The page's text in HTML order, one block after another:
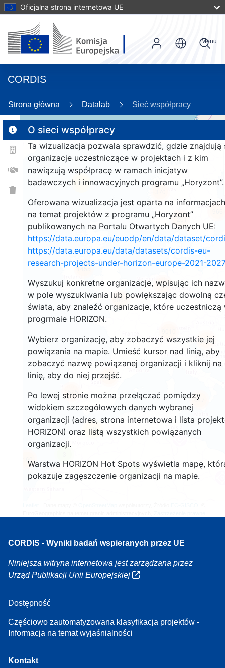
Oficjalna strona internetowa UE
CORDIS
Menu
Strona główna Datalab Sieć współpracy
O sieci współpracy
Ta wizualizacja pozwala sprawdzić, gdzie znajdują
organizacje uczestniczące w projektach i z kim
nawiązują współpracę w ramach inicjatyw
badawczych i innowacyjnych programu „Horyzont”.
Oferowana wizualizacja jest oparta na informacjach
na temat projektów z programu „Horyzont”
publikowanych na Portalu Otwartych Danych UE:
https://data.europa.eu/euodp/en/data/dataset/
https://data.europa.eu/data/datasets/cordis-eu-
research-projects-under-horizon-europe-2021-2027
Wyszukuj konkretne organizacje, wpisując ich
w pole wyszukiwania lub powiększając dowolną
świata, aby znaleźć organizacje, które uczestniczą
progrmaie HORIZON.
Wybierz organizację, aby zobaczyć wszystkie jej
powiązania na mapie. Umieść kursor nad linią, aby
zobaczyć nazwę powiązanej organizacji i kliknij na
linię, aby do niej przejść.
Po lewej stronie można przełączać pomiędzy
widokiem szczegółowych danych wybranej
organizacji (adres, strona internetowa i lista
HORIZON) oraz listą wszystkich powiązanych
organizacji.
Warstwa HORIZON Hot Spots wyświetla mapę,
pokazuje zagęszczenie organizacji na mapie.
26
7
160
70
1525
647
1201
10691
1455
6064
6288
6992
CORDIS - Wyniki badań wspieranych przez UE
Niniejsza witryna internetowa jest zarządzana przez
Urząd Publikacji Unii Europejskiej
Dostępność
Częściowo zautomatyzowana klasyfikacja projektów -
Informacja na temat wyjaśnialności
Kontakt